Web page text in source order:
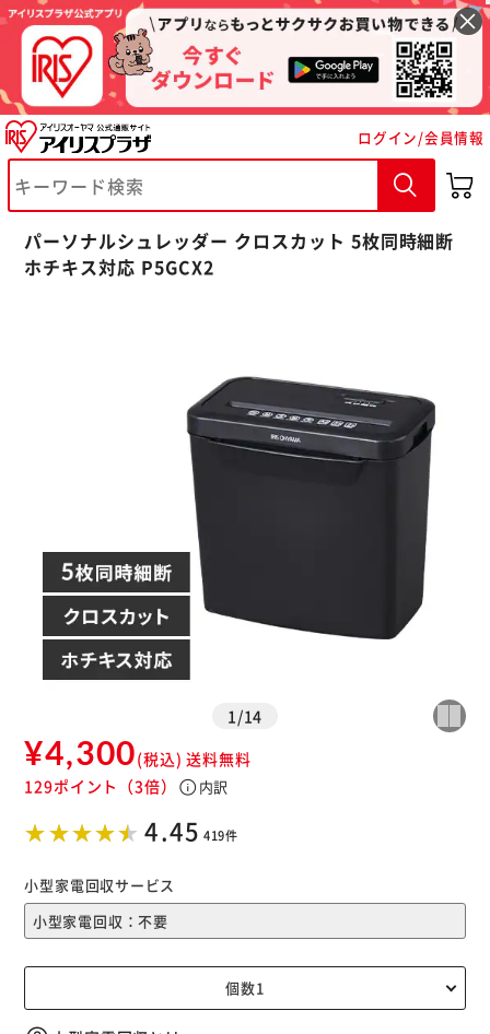
ログイン/会員情報
パーソナルシュレッダー クロスカット 5枚同時細断
ホチキス対応 P5GCX2
1 /14
¥4,300(税込) 送料無料
129ポイント （3倍） info内訳
4.45 419件
小型家電回収サービス
※ご確認ください
カートに入れる 購入手続きへ